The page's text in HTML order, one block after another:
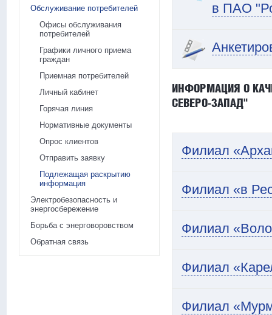
Обслуживание потребителей
Офисы обслуживания
потребителей
Графики личного приема
граждан
Приемная потребителей
Личный кабинет
Горячая линия
Нормативные документы
Опрос клиентов
Отправить заявку
Подлежащая раскрытию
информация
Электробезопасность и
энергосбережение
Борьба с энерговоровством
Обратная связь
в ПАО
ИНФОРМАЦИЯ О
СЕВЕРО-ЗАПАД"
Филиал
Филиал «в
Филиал
Филиал
Филиал